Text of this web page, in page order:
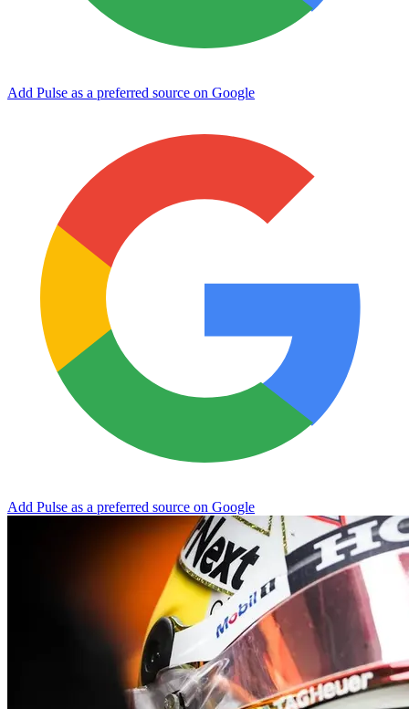
Add Pulse as a preferred source on Google
Add Pulse as a preferred source on Google